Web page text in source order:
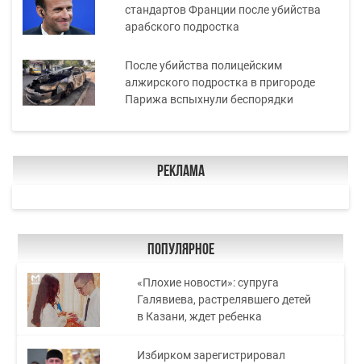
стандартов Франции после убийства
арабского подростка
После убийства полицейским
алжирского подростка в пригороде
Парижа вспыхнули беспорядки
Реклама
Популярное
«Плохие новости»: супруга
Галявиева, растрелявшего детей
в Казани, ждет ребенка
Избирком зарегистрировал